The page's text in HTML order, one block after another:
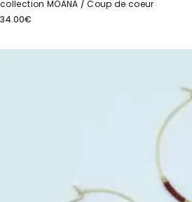
collection MOANA
Coup de coeur
34.00€